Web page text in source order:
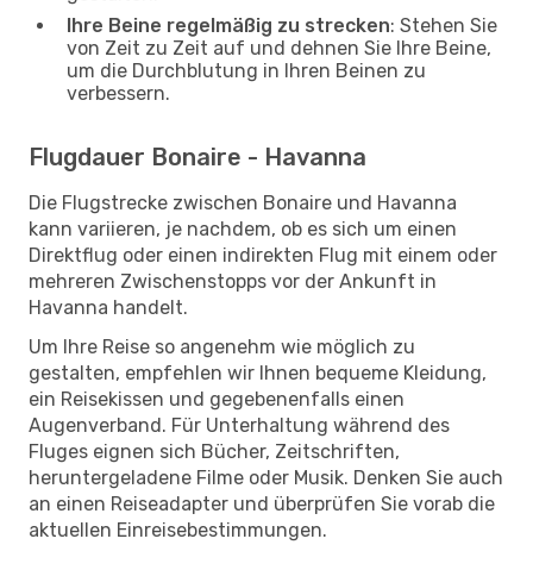
Ihre Beine regelmäßig zu strecken: Stehen Sie
von Zeit zu Zeit auf und dehnen Sie Ihre Beine,
um die Durchblutung in Ihren Beinen zu
verbessern.
Flugdauer Bonaire - Havanna
Die Flugstrecke zwischen Bonaire und Havanna
kann variieren, je nachdem, ob es sich um einen
Direktflug oder einen indirekten Flug mit einem oder
mehreren Zwischenstopps vor der Ankunft in
Havanna handelt.
Um Ihre Reise so angenehm wie möglich zu
gestalten, empfehlen wir Ihnen bequeme Kleidung,
ein Reisekissen und gegebenenfalls einen
Augenverband. Für Unterhaltung während des
Fluges eignen sich Bücher, Zeitschriften,
heruntergeladene Filme oder Musik. Denken Sie auch
an einen Reiseadapter und überprüfen Sie vorab die
aktuellen Einreisebestimmungen.